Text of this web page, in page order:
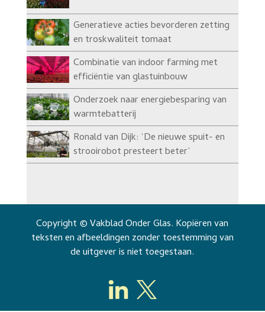
Generatieve acties bevorderen zetting
en troskwaliteit tomaat
Combinatie van indoor farming met
efficiëntie van glastuinbouw
Onderzoek naar energiebesparing van
warmtebatterij
Ronald van Dijk: ‘De nieuwe spuit- en
strooirobot presteert beter’
Copyright © Vakblad Onder Glas. Kopiëren van
teksten en afbeeldingen zonder toestemming van
de uitgever is niet toegestaan.